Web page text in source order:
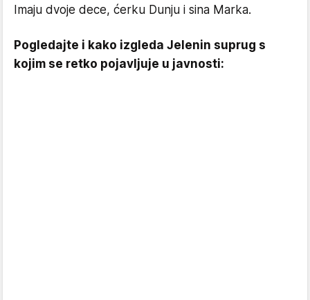
Imaju dvoje dece, ćerku Dunju i sina Marka.
Pogledajte i kako izgleda Jelenin suprug s
kojim se retko pojavljuje u javnosti: